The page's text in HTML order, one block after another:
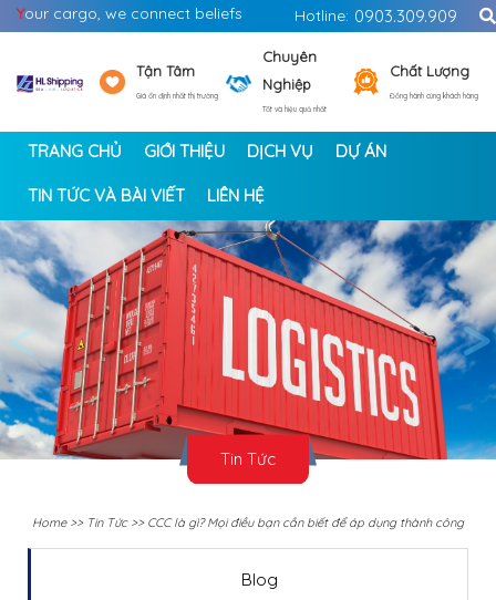
Your cargo, we connect beliefs Hotline: 0903.309.909
Tận Tâm
Giá ổn định nhất thị trường
Chuyên
Nghiệp
Tốt và hiệu quả nhất
Chất Lượng
Đồng hành cùng khách hàng
TRANG CHỦ GIỚI THIỆU DỊCH VỤ DỰ ÁN
TIN TỨC VÀ BÀI VIẾT LIÊN HỆ
< >
Tin Tức
Home>> Tin Tức>> CCC là gì? Mọi điều bạn cần biết để áp dụng thành công
Blog